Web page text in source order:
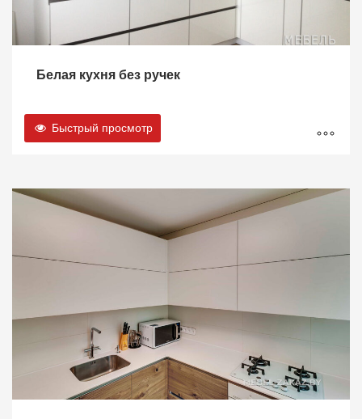
Белая кухня без ручек
Быстрый просмотр